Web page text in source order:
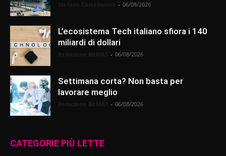
- 06/08/2026
L’ecosistema Tech italiano sfiora i 140
miliardi di dollari
- 06/08/2026
Settimana corta? Non basta per
lavorare meglio
- 06/08/2026
CATEGORIE PIÙ LETTE